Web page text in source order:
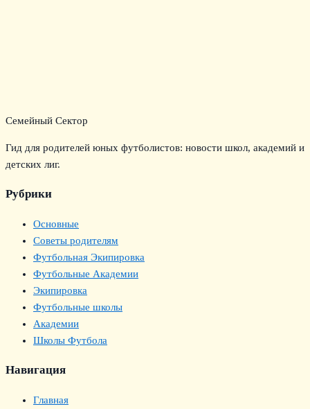
Семейный Сектор
Гид для родителей юных футболистов: новости школ, академий и
детских лиг.
Рубрики
Основные
Советы родителям
Футбольная Экипировка
Футбольные Академии
Экипировка
Футбольные школы
Академии
Школы Футбола
Навигация
Главная